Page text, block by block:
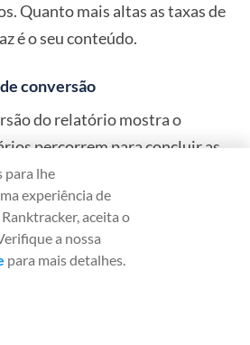
Quanto mais altas as taxas de
é o seu conteúdo.
conversão
do relatório mostra o
percorrem para concluir as
do relatório apresenta
dos tipos de
Isso mostra a conversão
e o
usuário
para lhe
experiência de
aceita o
a nossa
para mais detalhes.